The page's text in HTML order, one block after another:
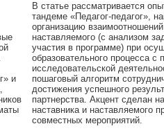
и
В статье рассматривается
тандеме «Педагог-педагог»,
организацию
наставляемого (с анализом
участия в программе) при
образовательного процесса с
исследовательской
пошаговый алгоритм
достижения успешного
партнерства. Акцент сделан
наставника и наставляемого
совместных мероприятий.